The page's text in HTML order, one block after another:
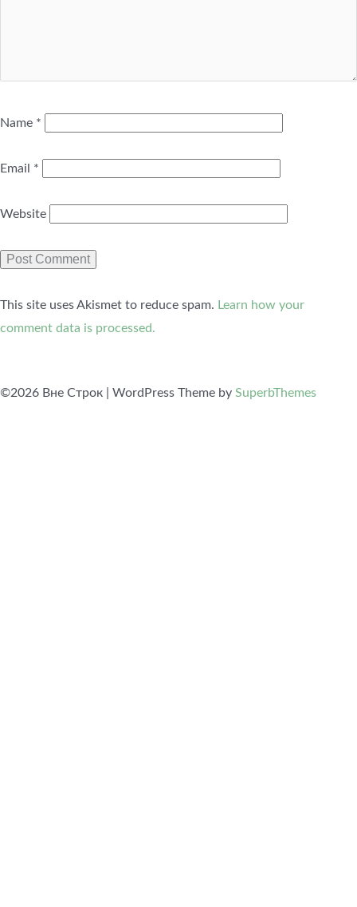
Name *
Email *
Website
This site uses Akismet to reduce spam. Learn how your
comment data is processed.
©2026 Вне Строк | WordPress Theme by SuperbThemes